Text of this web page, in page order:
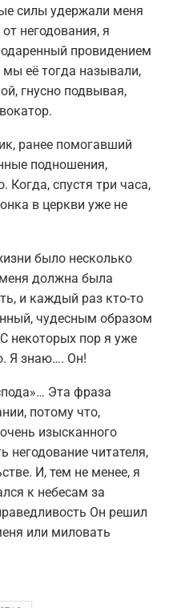
силы удержали меня
негодования, я
провидением
её тогда называли,
гнусно подвывая,
ранее помогавший
подношения,
Когда, спустя три часа,
в церкви уже не
было несколько
должна была
и каждый раз кто-то
чудесным образом
некоторых пор я уже
Я знаю…. Он!
Эта фраза
потому что,
изысканного
негодование читателя,
И, тем не менее, я
к небесам за
Он решил
или миловать